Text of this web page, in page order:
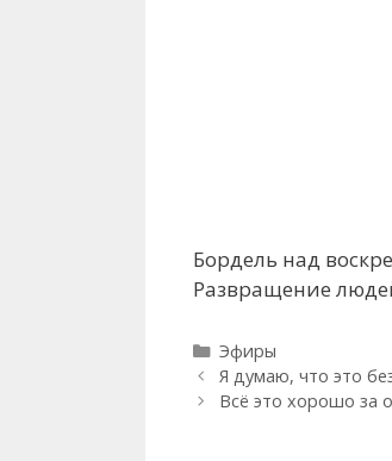
Бордель над
Развращение
Рубрики
Эфиры
Я думаю, что это
Всё это хорошо за